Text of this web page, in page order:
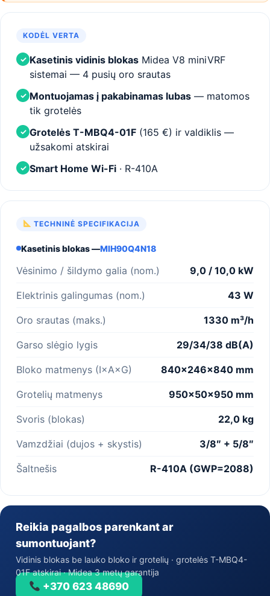
KODĖL VERTA
✓ Kasetinis vidinis blokas Midea V8 miniVRF
sistemai — 4 pusių oro srautas
✓ Montuojamas į pakabinamas lubas — matomos
tik grotelės
✓ Grotelės T-MBQ4-01F (165 €) ir valdiklis —
užsakomi atskirai
✓ Smart Home Wi-Fi · R-410A
TECHNINĖ SPECIFIKACIJA
Kasetinis blokas —MIH90Q4N18
Vėsinimo / šildymo galia (nom.) 9,0 / 10,0 kW
Elektrinis galingumas (nom.) 43 W
Oro srautas (maks.) 1330 m³/h
Garso slėgio lygis 29/34/38 dB(A)
Bloko matmenys (I×A×G) 840×246×840 mm
Grotelių matmenys 950×50×950 mm
Svoris (blokas) 22,0 kg
Vamzdžiai (dujos + skystis) 3/8″ + 5/8″
Šaltnešis R-410A (GWP=2088)
Reikia pagalbos parenkant ar
sumontuojant?
Vidinis blokas be lauko bloko ir grotelių · grotelės T-MBQ4-
01F atskirai · Midea 3 metų garantija
+370 623 48690